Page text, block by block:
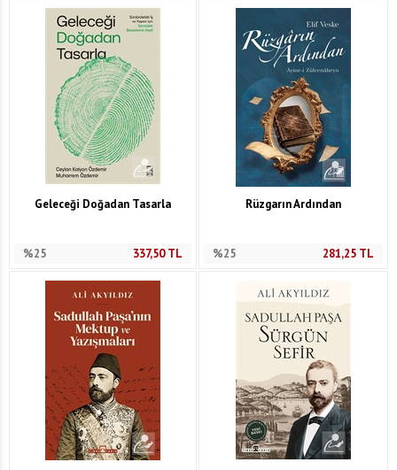
Geleceği Doğadan Tasarla
%25 337,50TL
Rüzgarın Ardından
%25 281,25 TL